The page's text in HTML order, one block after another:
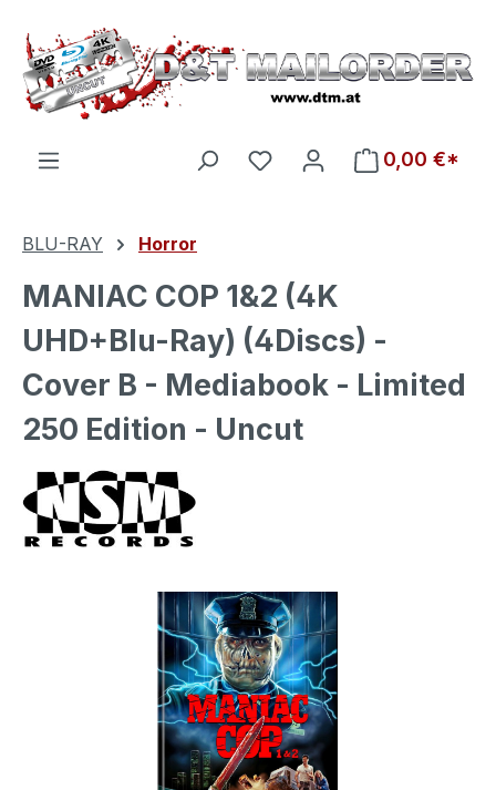
Zum Hauptinhalt springen
Du hast 0 Produkte auf
0,00 €*
BLU-RAY Horror
MANIAC COP 1&2 (4K
UHD+Blu-Ray) (4Discs) -
Cover B - Mediabook - Limited
250 Edition - Uncut
Bildergalerie überspringen